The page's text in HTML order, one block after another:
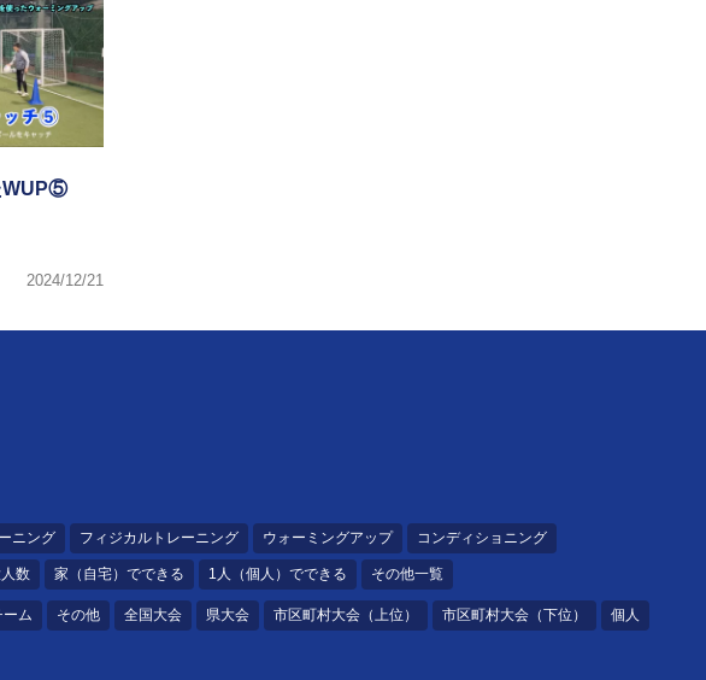
WUP⑤
2024/12/21
ニング フィジカルトレーニング ウォーミングアップ コンディショニング
数 家（自宅）でできる 1人（個人）でできる その他一覧
ーム その他 全国大会 県大会 市区町村大会（上位） 市区町村大会（下位） 個人